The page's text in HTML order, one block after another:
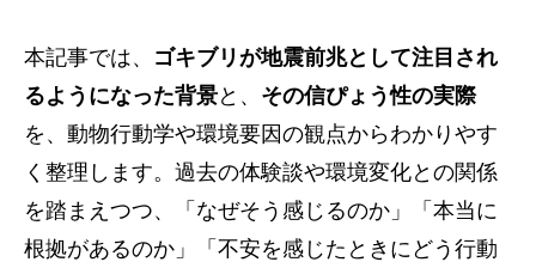
本記事では、 ゴキブリが地震前兆として注目され
るようになった背景と、 その信ぴょう性の実際
を、動物行動学や環境要因の観点からわかりやす
く整理します。過去の体験談や環境変化との関係
を踏まえつつ、「なぜそう感じるのか」「本当に
根拠があるのか」「不安を感じたときにどう行動